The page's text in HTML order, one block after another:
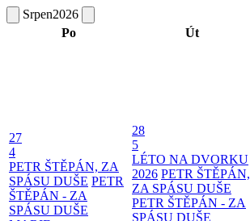
Srpen2026
Po
Út
27
4
PETR ŠTĚPÁN, ZA
SPÁSU DUŠE PETR
ŠTĚPÁN - ZA
SPÁSU DUŠE
28
5
LÉTO NA DVORKU
2026 PETR ŠTĚPÁN,
ZA SPÁSU DUŠE
PETR ŠTĚPÁN - ZA
SPÁSU DUŠE